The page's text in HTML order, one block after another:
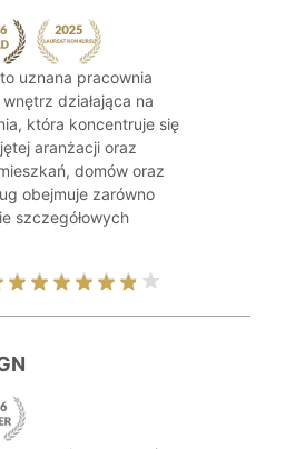
uznana pracownia
działająca na
która koncentruje się
aranżacji oraz
domów oraz
obejmuje zarówno
szczegółowych